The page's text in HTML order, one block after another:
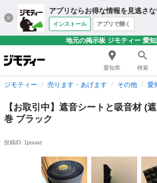
アプリならお得な情報を見逃さな
インストール アプリで開く
地元の掲示板 ジモティー 愛
愛知県 検索
ジモティー 売ります・あげます その他 愛
【お取引中】遮音シートと吸音材 (
巻 ブラック
投稿ID: 1puuaz